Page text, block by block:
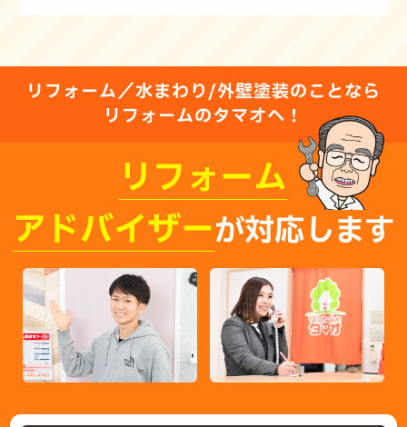
リフォーム／水まわり/外壁塗装のことなら
リフォームのタマオへ！
リフォーム
アドバイザーが対応します